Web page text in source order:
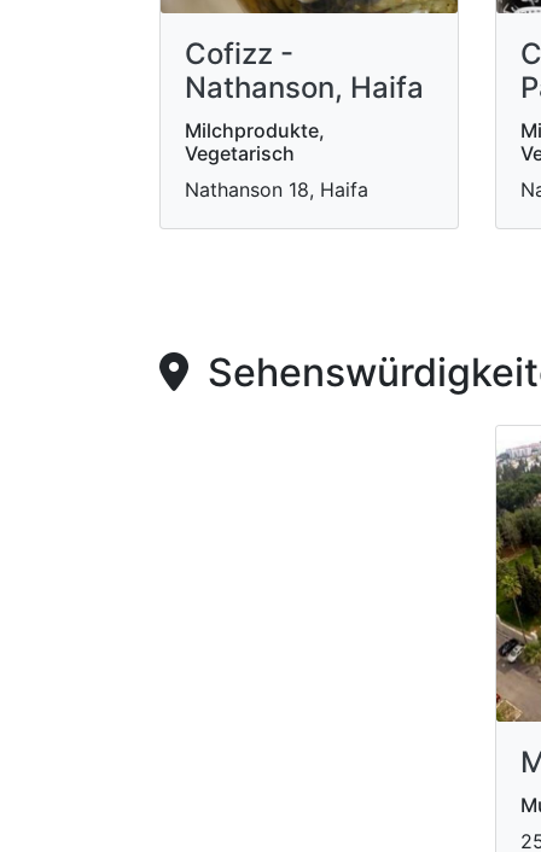
Cofizz -
Nathanson, Haifa
Milchprodukte,
Vegetarisch
Nathanson 18, Haifa